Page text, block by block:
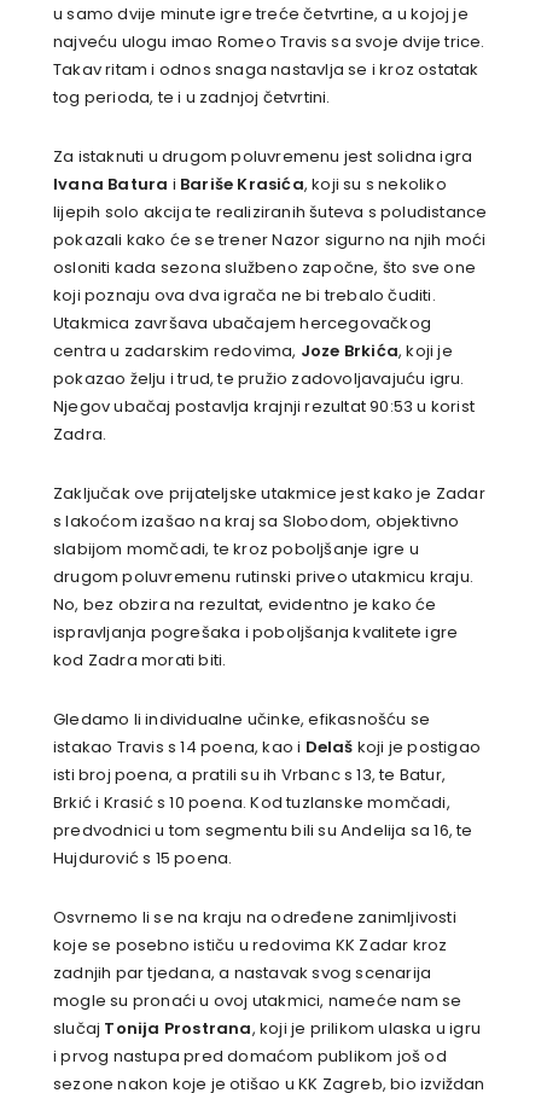
u samo dvije minute igre treće četvrtine, a u kojoj je
najveću ulogu imao Romeo Travis sa svoje dvije trice.
Takav ritam i odnos snaga nastavlja se i kroz ostatak
tog perioda, te i u zadnjoj četvrtini.
Za istaknuti u drugom poluvremenu jest solidna igra
Ivana Batura i Bariše Krasića, koji su s nekoliko
lijepih solo akcija te realiziranih šuteva s poludistance
pokazali kako će se trener Nazor sigurno na njih moći
osloniti kada sezona službeno započne, što sve one
koji poznaju ova dva igrača ne bi trebalo čuditi.
Utakmica završava ubačajem hercegovačkog
centra u zadarskim redovima, Joze Brkića, koji je
pokazao želju i trud, te pružio zadovoljavajuću igru.
Njegov ubačaj postavlja krajnji rezultat 90:53 u korist
Zadra.
Zaključak ove prijateljske utakmice jest kako je Zadar
s lakoćom izašao na kraj sa Slobodom, objektivno
slabijom momčadi, te kroz poboljšanje igre u
drugom poluvremenu rutinski priveo utakmicu kraju.
No, bez obzira na rezultat, evidentno je kako će
ispravljanja pogrešaka i poboljšanja kvalitete igre
kod Zadra morati biti.
Gledamo li individualne učinke, efikasnošću se
istakao Travis s 14 poena, kao i Delaš koji je postigao
isti broj poena, a pratili su ih Vrbanc s 13, te Batur,
Brkić i Krasić s 10 poena. Kod tuzlanske momčadi,
predvodnici u tom segmentu bili su Andelija sa 16, te
Hujdurović s 15 poena.
Osvrnemo li se na kraju na određene zanimljivosti
koje se posebno ističu u redovima KK Zadar kroz
zadnjih par tjedana, a nastavak svog scenarija
mogle su pronaći u ovoj utakmici, nameće nam se
slučaj Tonija Prostrana, koji je prilikom ulaska u igru
i prvog nastupa pred domaćom publikom još od
sezone nakon koje je otišao u KK Zagreb, bio izviždan